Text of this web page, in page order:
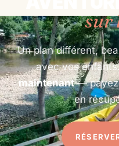
sur
Un plan différent,
avec vos
maintenant— payez
en